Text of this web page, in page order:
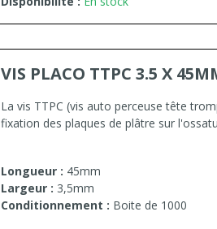
VIS PLACO TTPC 3.5 X
La vis TTPC (vis auto perceuse tête
fixation des plaques de plâtre sur
Longueur : 45mm
Largeur : 3,5mm
Conditionnement : Boite de 1000